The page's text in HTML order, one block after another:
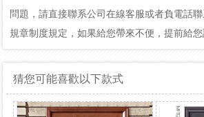
問題，請直接聯系公司在線客服或者負電話
規章制度規定，如果給您帶來不便，提前給您
猜您可能喜歡以下款式